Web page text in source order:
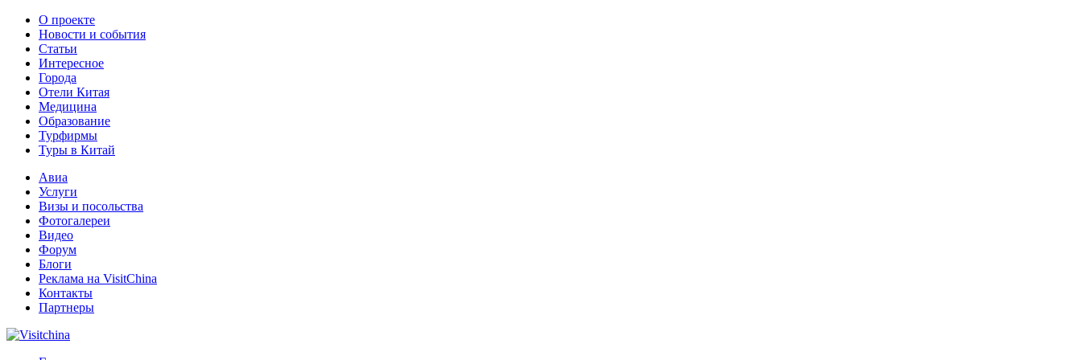
О проекте
Новости и события
Статьи
Интересное
Города
Отели Китая
Медицина
Образование
Турфирмы
Туры в Китай
Авиа
Услуги
Визы и посольства
Фотогалереи
Видео
Форум
Блоги
Реклама на VisitChina
Контакты
Партнеры